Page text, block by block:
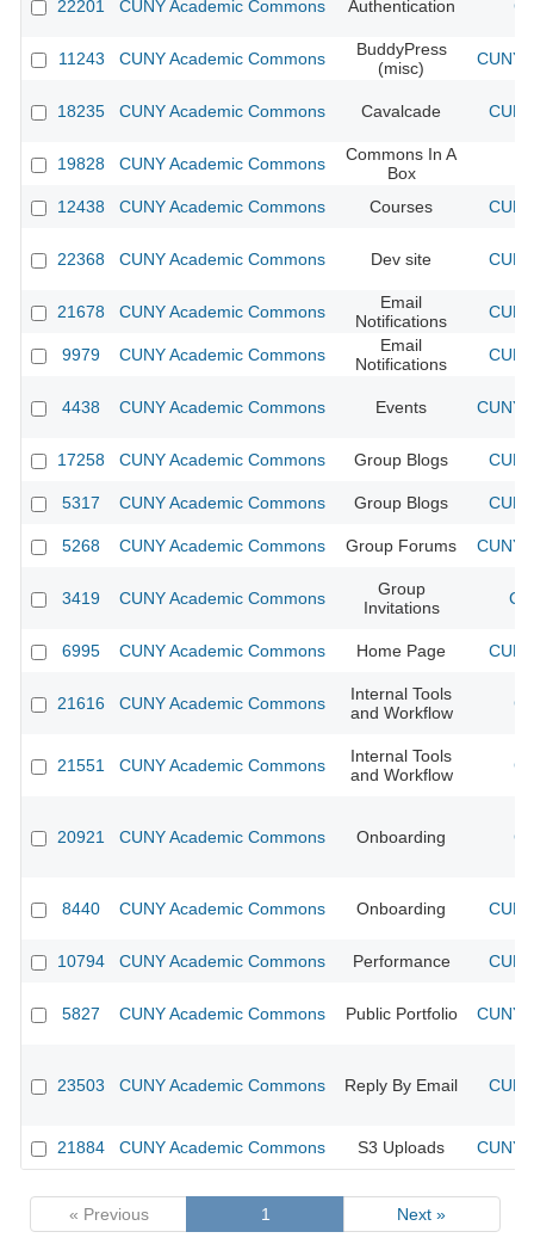
22201 CUNY Academic Commons Authentication
11243 CUNY Academic Commons
BuddyPress
(misc)
CUNY
18235 CUNY Academic Commons Cavalcade
19828 CUNY Academic Commons
Commons In A
Box
12438
CUNY Academic Commons Courses
22368 CUNY Academic Commons Dev site
21678 CUNY Academic Commons
Email
Notifications
9979 CUNY Academic Commons
Email
Notifications
4438 CUNY Academic Commons Events CUNY
17258 CUNY Academic Commons Group Blogs
5317 CUNY Academic Commons Group Blogs
5268 CUNY Academic Commons Group Forums CUNY
3419 CUNY Academic Commons
Group
Invitations
6995 CUNY Academic Commons Home Page
21616 CUNY Academic Commons
Internal Tools
and Workflow
21551 CUNY Academic Commons
Internal Tools
and Workflow
20921 CUNY Academic Commons Onboarding
8440 CUNY Academic Commons Onboarding
10794 CUNY Academic Commons Performance
5827 CUNY Academic Commons Public Portfolio CUNY
23503 CUNY Academic Commons Reply By Email
21884 CUNY Academic Commons S3 Uploads CUNY
« Previous 1 Next »